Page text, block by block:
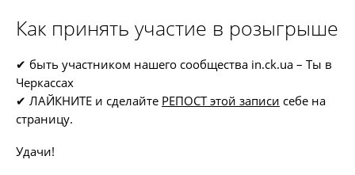
Как принять участие в розыгрыше
✔ быть участником нашего сообщества in.ck.ua – Ты в
Черкассах
✔ ЛАЙКНИТЕ и сделайте РЕПОСТ этой записи себе на
страницу.
Удачи!